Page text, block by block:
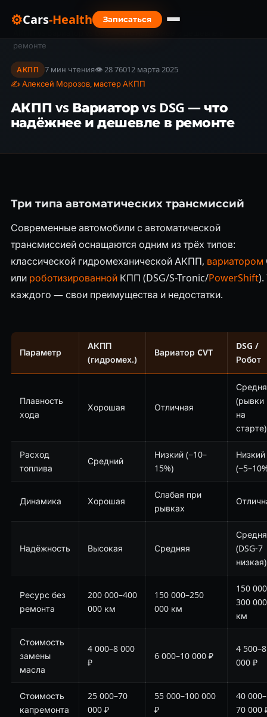
⚙Cars-Health Записаться
Главная › Блог ›
ремонте
АКПП 7 мин чтения👁 28 76012 марта 2025
✍ Алексей Морозов, мастер АКПП
АКПП vs Вариатор vs DSG — что
надёжнее и дешевле в ремонте
Три типа автоматических трансмиссий
Современные автомобили с автоматической
трансмиссией оснащаются одним из трёх типов:
классической гидромеханической АКПП, вариатором
или роботизированнойКПП (DSG/S-Tronic/PowerShift).
каждого — свои преимущества и недостатки.
Параметр
АКПП
(гидромех.)
Вариатор CVT
DSG /
Робот
Плавность
хода
Хорошая Отличная
(рывки
на
старте)
Расход
топлива
Средний
Низкий (−10–
15%)
Низкий
Динамика Хорошая
Слабая при
рывках
Надёжность Высокая Средняя
(DSG-7
низкая)
Ресурс без
ремонта
200 000–400
000 км
150 000–250
000 км
150
300 000
км
Стоимость
замены
масла
4 000–8 000
₽
6 000–10 000 ₽
4 500–8
000 ₽
Стоимость
капремонта
25 000–70
000 ₽
55 000–100 000
₽
40 000–
70 000